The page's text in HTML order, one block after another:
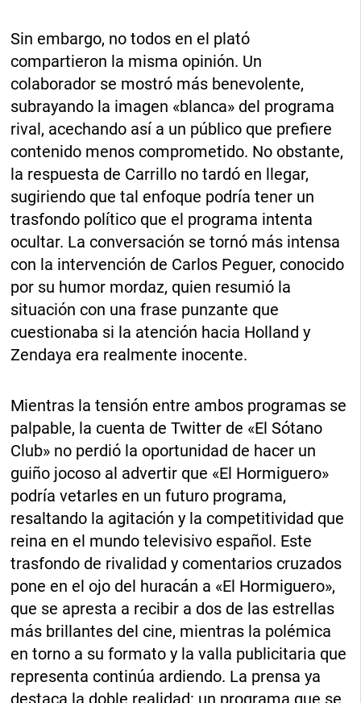
Sin embargo, no todos en el plató
compartieron la misma opinión. Un
colaborador se mostró más benevolente,
subrayando la imagen «blanca» del programa
rival, acechando así a un público que prefiere
contenido menos comprometido. No obstante,
la respuesta de Carrillo no tardó en llegar,
sugiriendo que tal enfoque podría tener un
trasfondo político que el programa intenta
ocultar. La conversación se tornó más intensa
con la intervención de Carlos Peguer, conocido
por su humor mordaz, quien resumió la
situación con una frase punzante que
cuestionaba si la atención hacia Holland y
Zendaya era realmente inocente.
Mientras la tensión entre ambos programas se
palpable, la cuenta de Twitter de «El Sótano
Club» no perdió la oportunidad de hacer un
guiño jocoso al advertir que «El Hormiguero»
podría vetarles en un futuro programa,
resaltando la agitación y la competitividad que
reina en el mundo televisivo español. Este
trasfondo de rivalidad y comentarios cruzados
pone en el ojo del huracán a «El Hormiguero»,
que se apresta a recibir a dos de las estrellas
más brillantes del cine, mientras la polémica
en torno a su formato y la valla publicitaria que
representa continúa ardiendo. La prensa ya